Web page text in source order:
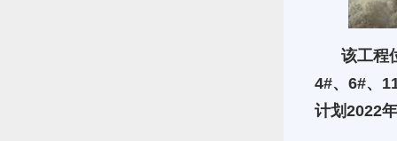
该工程位
4#、6#、
计划2022